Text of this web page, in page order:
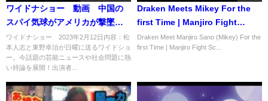
ワイドナショー 動画 中国の
スパイ気球がアメリカが撃墜 2
月12日
ワイドナショー 2023年2月12日内容：松
本人志と東野幸治が日曜に送るワイドショ
ー。今話題の芸能ニュースや社会問題に熱
い持論を展開！出演者...
Draken Meets Mikey For the
first Time | Manjiro Fight
Scene - Tokyo Revengers
Draken Meet Manjiro Sano (Mikey) For the
first Time | Manjiro Fight Sc...